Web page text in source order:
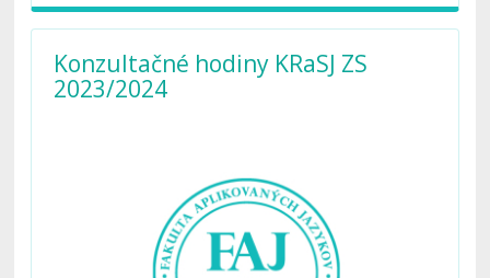
Konzultačné hodiny KRaSJ ZS
2023/2024